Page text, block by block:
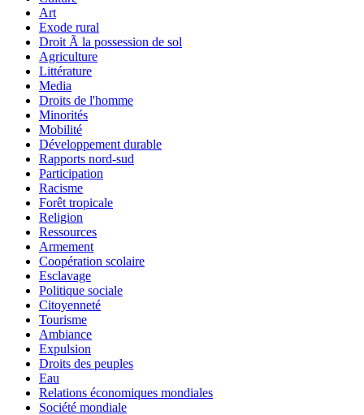
Art
Exode rural
Droit Ã la possession de sol
Agriculture
Littérature
Media
Droits de l'homme
Minorités
Mobilité
Développement durable
Rapports nord-sud
Participation
Racisme
Forêt tropicale
Religion
Ressources
Armement
Coopération scolaire
Esclavage
Politique sociale
Citoyenneté
Tourisme
Ambiance
Expulsion
Droits des peuples
Eau
Relations économiques mondiales
Société mondiale